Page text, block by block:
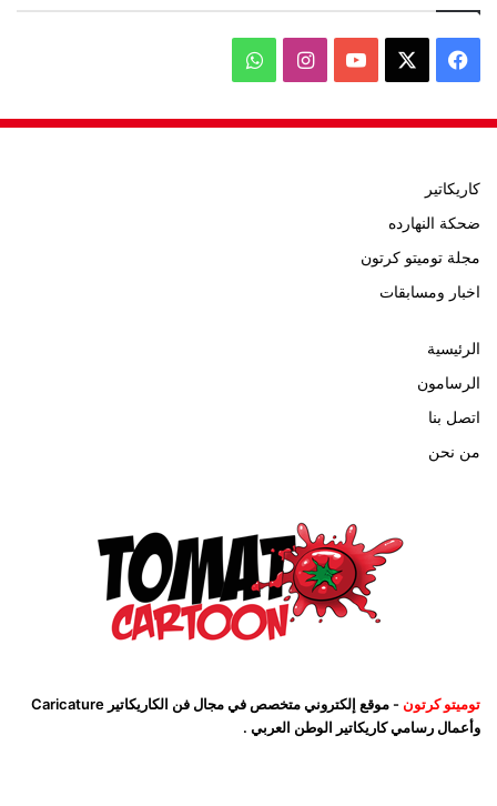
فيسبوك ‫YouTubeانستقرامواتساب
كاريكاتير
ضحكة النهارده
مجلة توميتو كرتون
اخبار ومسابقات
الرئيسية
الرسامون
اتصل بنا
من نحن
توميتو كرتون
- موقع إلكتروني متخصص في مجال فن الكاريكاتير Caricature
وأعمال رسامي كاريكاتير الوطن العربي .